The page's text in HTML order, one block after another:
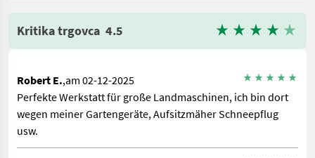
Kritika trgovca 4.5
Robert E.,am 02-12-2025
Perfekte Werkstatt für große Landmaschinen, ich bin dort
wegen meiner Gartengeräte, Aufsitzmäher Schneepflug
usw.